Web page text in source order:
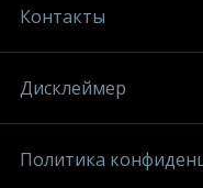
Контакты
Дисклеймер
Политика